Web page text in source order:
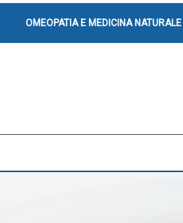
OMEOPATIA E MEDICINA NATURALE